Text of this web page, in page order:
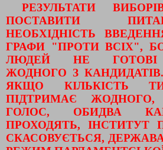
РЕЗУЛЬТАТИ
ПОСТАВИТИ
НЕОБХІДНІСТЬ
ГРАФИ "ПРОТИ ВСІХ",
ЛЮДЕЙ НЕ ГОТОВІ
ЖОДНОГО З
ЯКЩО КІЛЬКІСТЬ
ПІДТРИМАЄ ЖОДНОГО,
ГОЛОС, ОБИДВА
ПРОХОДЯТЬ, ІНСТИТУТ
СКАСОВУЄТЬСЯ,